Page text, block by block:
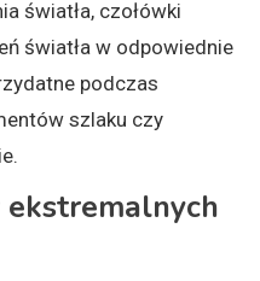
światła, czołówki
światła w odpowiednie
podczas
szlaku czy
ekstremalnych